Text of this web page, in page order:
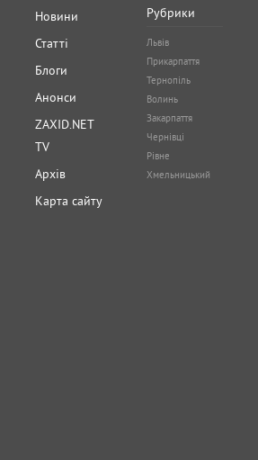
Новини
Статті
Блоги
Анонси
ZAXID.NET
TV
Архів
Карта сайту
Рубрики
Львів
Прикарпаття
Тернопіль
Волинь
Закарпаття
Чернівці
Рівне
Хмельницький